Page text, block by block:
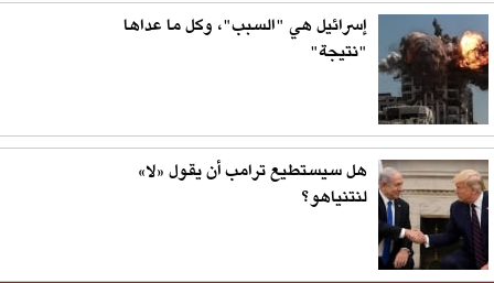
إسرائيل هي "السبب"، وكل ما عداها
"نتيجة"
هل سيستطيع ترامب أن يقول «لا»
لنتنياهو؟